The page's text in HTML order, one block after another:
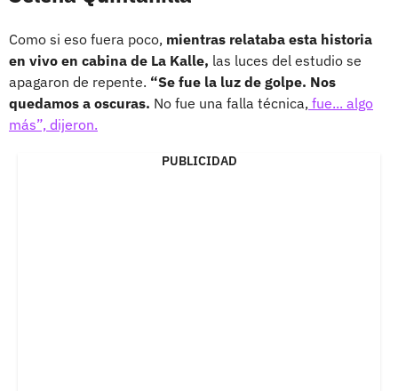
Como si eso fuera poco, mientras relataba esta historia
en vivo en cabina de La Kalle, las luces del estudio se
apagaron de repente. “Se fue la luz de golpe. Nos
quedamos a oscuras. No fue una falla técnica, fue... algo
más”, dijeron.
PUBLICIDAD